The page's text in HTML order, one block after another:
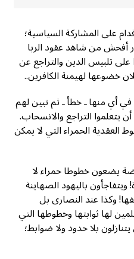
على المشاركة السياسية؛
أفحش من شاهد عقود الربا
على تلبيس الدين والتراجع عن
خضوعها لهيمنة الكافرين..
أي منها ـ خطأ ـ ثم تبين لهم
يتعلموا التراجع والانسحاب.
الحمراء التي لا يمكن
يضعون خطوطا حمراء لا
باليهود الصهاينة
وكذا عند النصارى بل
لها ثوابتها وخطوطها التي
بلا حدود ولا ضوابط؛